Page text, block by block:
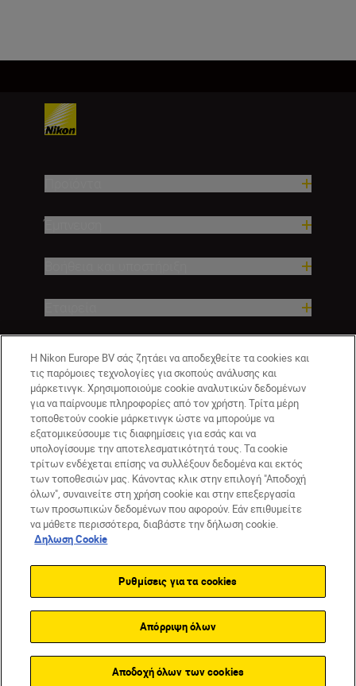
GR Nikon Sites
Επικοινωνήστε μαζί μας
Δήλωση περί απορρήτου
Όροι Χρήσης
Δήλωση cookie
Ρυθμίσεις cookie
© 2026 Nikon
Back to top
Η Nikon Europe BV σάς ζητάει να αποδεχθείτε τα cookies και
τις παρόμοιες τεχνολογίες για σκοπούς ανάλυσης και
μάρκετινγκ. Χρησιμοποιούμε cookie αναλυτικών δεδομένων
για να παίρνουμε πληροφορίες από τον χρήστη. Τρίτα μέρη
τοποθετούν cookie μάρκετινγκ ώστε να μπορούμε να
εξατομικεύσουμε τις διαφημίσεις για εσάς και να
υπολογίσουμε την αποτελεσματικότητά τους. Τα cookie
τρίτων ενδέχεται επίσης να συλλέξουν δεδομένα και εκτός
των τοποθεσιών μας. Κάνοντας κλικ στην επιλογή "Αποδοχή
όλων", συναινείτε στη χρήση cookie και στην επεξεργασία
των προσωπικών δεδομένων που αφορούν. Εάν επιθυμείτε
να μάθετε περισσότερα, διαβάστε την δήλωση cookie.
Δηλωση Cookie
Ρυθμίσεις για τα cookies
Απόρριψη όλων
Αποδοχή όλων των cookies